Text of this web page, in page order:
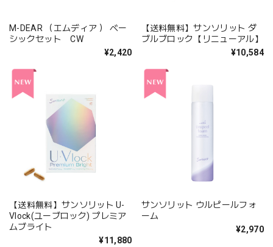
M-DEAR （エムディア ） ベー
シックセット CW
¥2,420
【送料無料】サンソリット ダ
ブルブロック【リニューアル】
¥10,584
【送料無料】サンソリット U-
Vlock(ユーブロック) プレミア
ムブライト
¥11,880
サンソリット ウルピールフォ
ーム
¥2,970